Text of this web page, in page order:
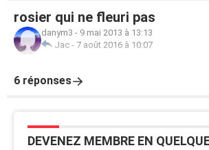
rosier qui ne fleuri pas
danym3 - 9 mai 2013 à 13:13
Jac - 7 août 2016 à 10:07
6 réponses
DEVENEZ MEMBRE EN